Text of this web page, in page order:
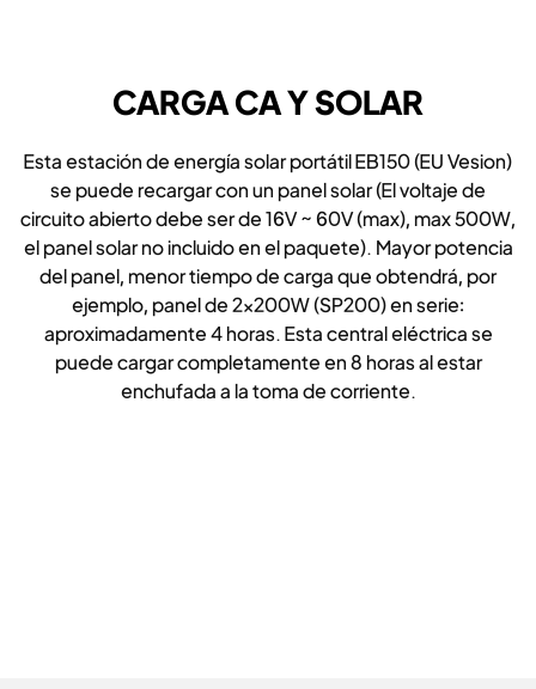
CARGA CA Y SOLAR
Esta estación de energía solar portátil EB150 (EU Vesion)
se puede recargar con un panel solar (El voltaje de
circuito abierto debe ser de 16V ~ 60V (max), max 500W,
el panel solar no incluido en el paquete). Mayor potencia
del panel, menor tiempo de carga que obtendrá, por
ejemplo, panel de 2×200W (SP200) en serie:
aproximadamente 4 horas. Esta central eléctrica se
puede cargar completamente en 8 horas al estar
enchufada a la toma de corriente.